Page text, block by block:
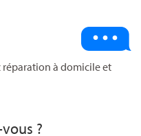
réparation à domicile et
?